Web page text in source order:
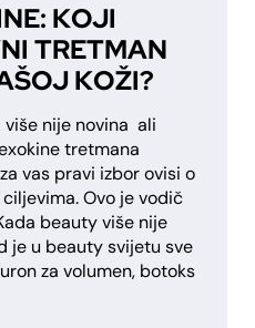
KOJI
TRETMAN
KOŽI?
nije novina ali
tretmana
vas pravi izbor ovisi o
Ovo je vodič
beauty više nije
je u beauty svijetu sve
za volumen, botoks